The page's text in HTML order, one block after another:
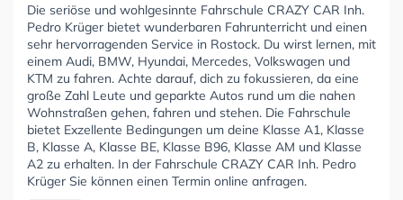
Die seriöse und wohlgesinnte Fahrschule CRAZY CAR Inh.
Pedro Krüger bietet wunderbaren Fahrunterricht und einen
sehr hervorragenden Service in Rostock. Du wirst lernen, mit
einem Audi, BMW, Hyundai, Mercedes, Volkswagen und
KTM zu fahren. Achte darauf, dich zu fokussieren, da eine
große Zahl Leute und geparkte Autos rund um die nahen
Wohnstraßen gehen, fahren und stehen. Die Fahrschule
bietet Exzellente Bedingungen um deine Klasse A1, Klasse
B, Klasse A, Klasse BE, Klasse B96, Klasse AM und Klasse
A2 zu erhalten. In der Fahrschule CRAZY CAR Inh. Pedro
Krüger Sie können einen Termin online anfragen.